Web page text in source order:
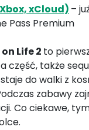
xCloud) –
Pass Premium
Life 2 to
część, także
do walki z
zabawy
Co ciekawe,